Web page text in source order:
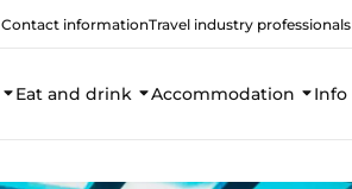
Contact informationTravel industry professionals
Eat and drink Accommodation Info